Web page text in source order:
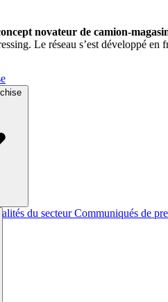
du secteur Communiqués de
novateur de camion-
Le réseau s’est développé en